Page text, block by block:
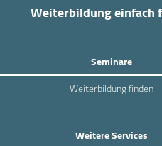
Weiterbildung einfach
Seminare
Weiterbildung finden
Weitere Services